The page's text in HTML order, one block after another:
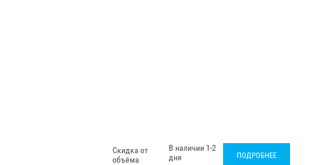
Скидка от
объёма
В наличии 1-2
дня
ПОДРОБНЕЕ